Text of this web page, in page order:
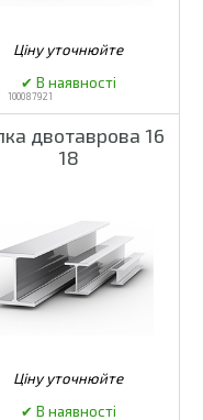
100087921
двотаврова 16
18